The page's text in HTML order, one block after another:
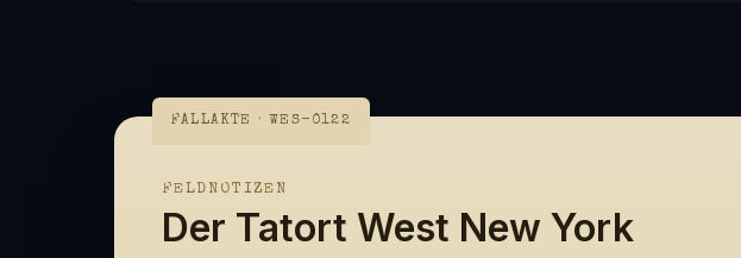
FALLAKTE · WES-0122
FELDNOTIZEN
Der Tatort West New York